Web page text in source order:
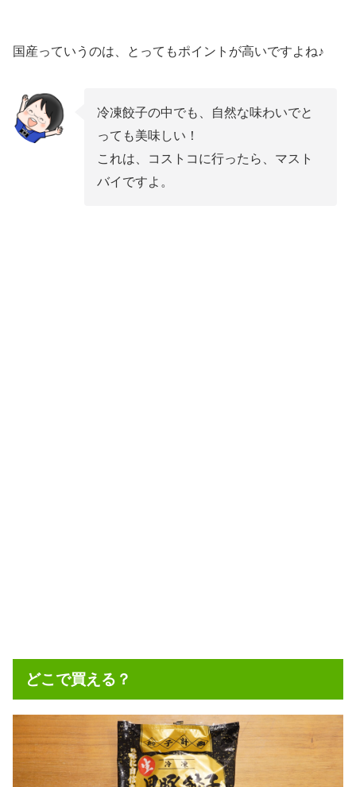
国産っていうのは、とってもポイントが高いですよね♪
冷凍餃子の中でも、自然な味わいでと
っても美味しい！
これは、コストコに行ったら、マスト
バイですよ。
どこで買える？